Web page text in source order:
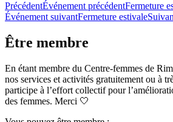
PrécédentÉvénement précédentFermeture
Événement suivantFermeture estivale
Être membre
En étant membre du Centre-femmes de
nos services et activités gratuitement ou à
participe à l’effort collectif pour
des femmes. Merci 🤍